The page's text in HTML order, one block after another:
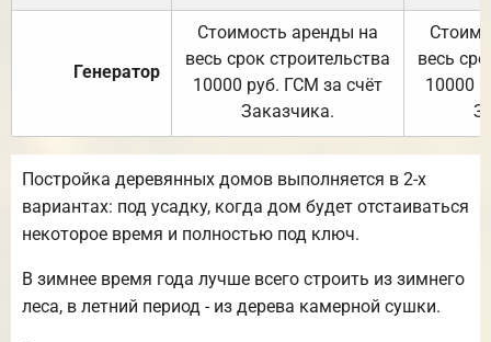
Генератор
Стоимость аренды на
весь срок строительства
10000 руб. ГСМ за счёт
Заказчика.
весь
10000
Постройка деревянных домов выполняется в 2-х
вариантах: под усадку, когда дом будет отстаиваться
некоторое время и полностью под ключ.
В зимнее время года лучше всего строить из зимнего
леса, в летний период - из дерева камерной сушки.